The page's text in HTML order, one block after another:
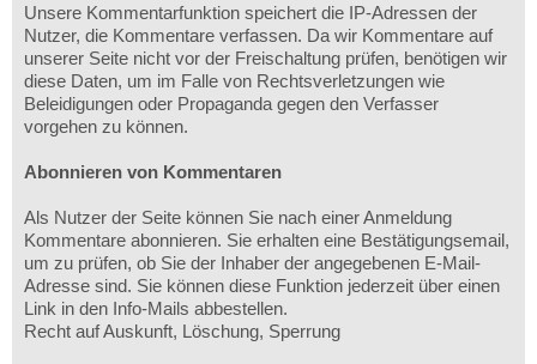
Unsere Kommentarfunktion speichert die IP-Adressen der
Nutzer, die Kommentare verfassen. Da wir Kommentare auf
unserer Seite nicht vor der Freischaltung prüfen, benötigen wir
diese Daten, um im Falle von Rechtsverletzungen wie
Beleidigungen oder Propaganda gegen den Verfasser
vorgehen zu können.
Abonnieren von Kommentaren
Als Nutzer der Seite können Sie nach einer Anmeldung
Kommentare abonnieren. Sie erhalten eine Bestätigungsemail,
um zu prüfen, ob Sie der Inhaber der angegebenen E-Mail-
Adresse sind. Sie können diese Funktion jederzeit über einen
Link in den Info-Mails abbestellen.
Recht auf Auskunft, Löschung, Sperrung